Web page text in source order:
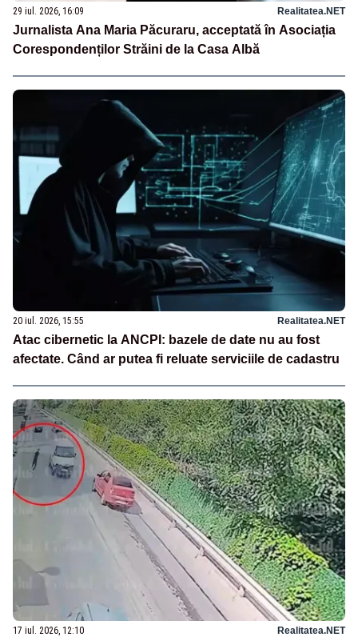
29 iul. 2026, 16:09 Realitatea.NET
Jurnalista Ana Maria Păcuraru, acceptată în Asociația
Corespondenților Străini de la Casa Albă
20 iul. 2026, 15:55 Realitatea.NET
Atac cibernetic la ANCPI: bazele de date nu au fost
afectate. Când ar putea fi reluate serviciile de cadastru
17 iul. 2026, 12:10 Realitatea.NET